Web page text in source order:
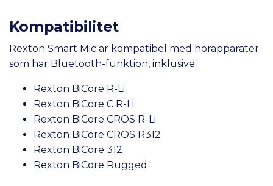
Kompatibilitet
Rexton Smart Mic är kompatibel med hörapparater
som har Bluetooth-funktion, inklusive:
Rexton BiCore R-Li
Rexton BiCore C R-Li
Rexton BiCore CROS R-Li
Rexton BiCore CROS R312
Rexton BiCore 312
Rexton BiCore Rugged